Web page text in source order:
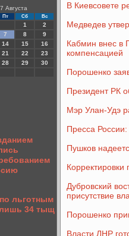
Августа
Пт Сб Вс
1
2
7 8
9
14 15
16
21 22
23
28 29
30
льготным
34 тыщ
В Киевсовете
Медведев
Кабмин внес в
компенсацией
Порошенко
Президент РК
Мэр Улан-Удэ
Пресса
Пушков
Дубровский
присутствие
Порошенко
Власти ЛНР